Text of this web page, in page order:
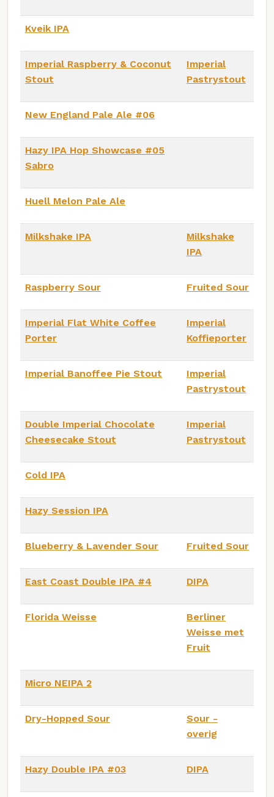
Kveik IPA
Imperial Raspberry & Coconut
Stout
Imperial
Pastrystout
New England Pale Ale #06
Hazy IPA Hop Showcase #05
Sabro
Huell Melon Pale Ale
Milkshake IPA
Milkshake
IPA
Raspberry Sour Fruited Sour
Imperial Flat White Coffee
Porter
Imperial
Koffieporter
Imperial Banoffee Pie Stout
Imperial
Pastrystout
Double Imperial Chocolate
Cheesecake Stout
Imperial
Pastrystout
Cold IPA
Hazy Session IPA
Blueberry & Lavender Sour Fruited Sour
East Coast Double IPA #4 DIPA
Florida Weisse
Berliner
Weisse met
Fruit
Micro NEIPA 2
Dry-Hopped Sour
Sour -
overig
Hazy Double IPA #03 DIPA